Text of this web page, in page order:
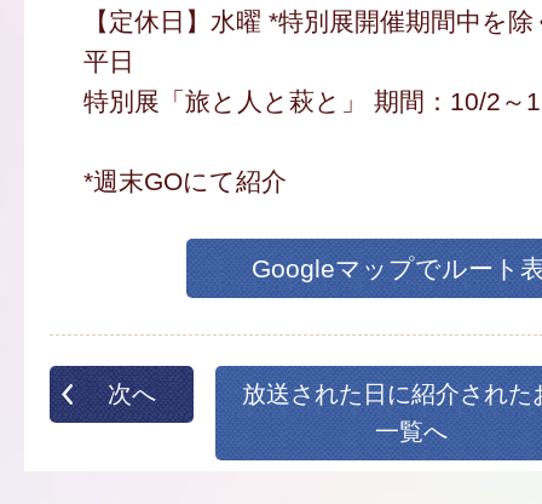
【定休日】水曜 *特別展開催期間中を
平日
特別展「旅と人と萩と」 期間：10/2～
*週末GOにて紹介
Googleマップでルート
次へ
放送された日に紹介された
一覧へ